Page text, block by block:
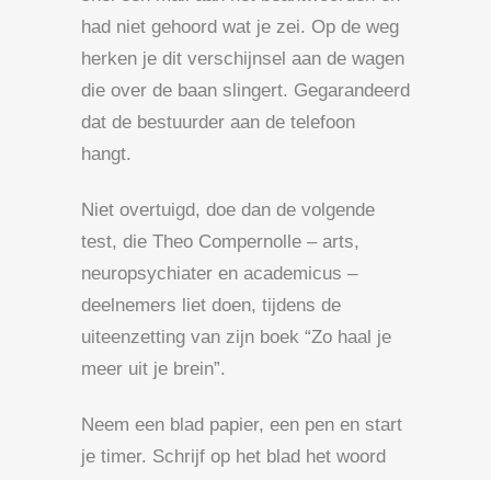
had niet gehoord wat je zei. Op de weg
herken je dit verschijnsel aan de wagen
die over de baan slingert. Gegarandeerd
dat de bestuurder aan de telefoon
hangt.
Niet overtuigd, doe dan de volgende
test, die Theo Compernolle – arts,
neuropsychiater en academicus –
deelnemers liet doen, tijdens de
uiteenzetting van zijn boek “Zo haal je
meer uit je brein”.
Neem een blad papier, een pen en start
je timer. Schrijf op het blad het woord